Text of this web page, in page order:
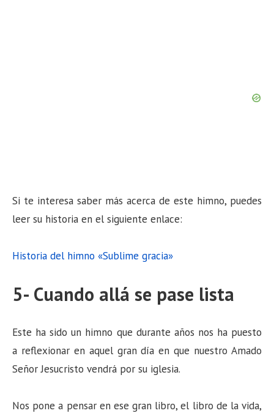
Si te interesa saber más acerca de este himno, puedes
leer su historia en el siguiente enlace:
Historia del himno «Sublime gracia»
5- Cuando allá se pase lista
Este ha sido un himno que durante años nos ha puesto
a reflexionar en aquel gran día en que nuestro Amado
Señor Jesucristo vendrá por su iglesia.
Nos pone a pensar en ese gran libro, el libro de la vida,